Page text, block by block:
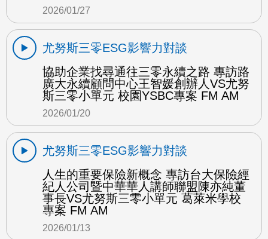
2026/01/27
尤努斯三零ESG影響力對談
協助企業找尋通往三零永續之路 專訪路
廣大永續顧問中心王智媛創辦人VS尤努
斯三零小單元 校園YSBC專案 FM AM
2026/01/20
尤努斯三零ESG影響力對談
人生的重要保險新概念 專訪台大保險經
紀人公司暨中華華人講師聯盟陳亦純董
事長VS尤努斯三零小單元 葛萊米學校
專案 FM AM
2026/01/13